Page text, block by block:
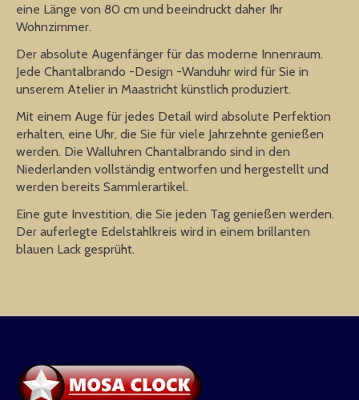
eine Länge von 80 cm und beeindruckt daher Ihr
Wohnzimmer.
Der absolute Augenfänger für das moderne Innenraum.
Jede Chantalbrando -Design -Wanduhr wird für Sie in
unserem Atelier in Maastricht künstlich produziert.
Mit einem Auge für jedes Detail wird absolute Perfektion
erhalten, eine Uhr, die Sie für viele Jahrzehnte genießen
werden. Die Walluhren Chantalbrando sind in den
Niederlanden vollständig entworfen und hergestellt und
werden bereits Sammlerartikel.
Eine gute Investition, die Sie jeden Tag genießen werden.
Der auferlegte Edelstahlkreis wird in einem brillanten
blauen Lack gesprüht.